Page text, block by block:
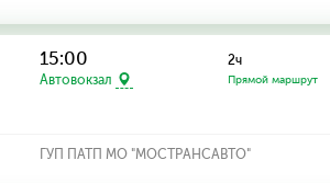
15:00
Автовокзал
2ч
Прямой маршрут
ГУП ПАТП МО "МОСТРАНСАВТО"